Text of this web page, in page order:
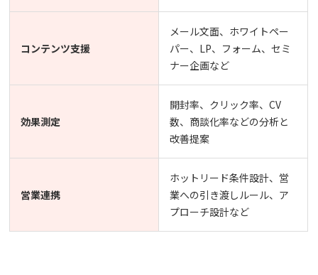
コンテンツ支援
メール文面、ホワイトペー
パー、LP、フォーム、セミ
ナー企画など
効果測定
開封率、クリック率、CV
数、商談化率などの分析と
改善提案
営業連携
ホットリード条件設計、営
業への引き渡しルール、ア
プローチ設計など